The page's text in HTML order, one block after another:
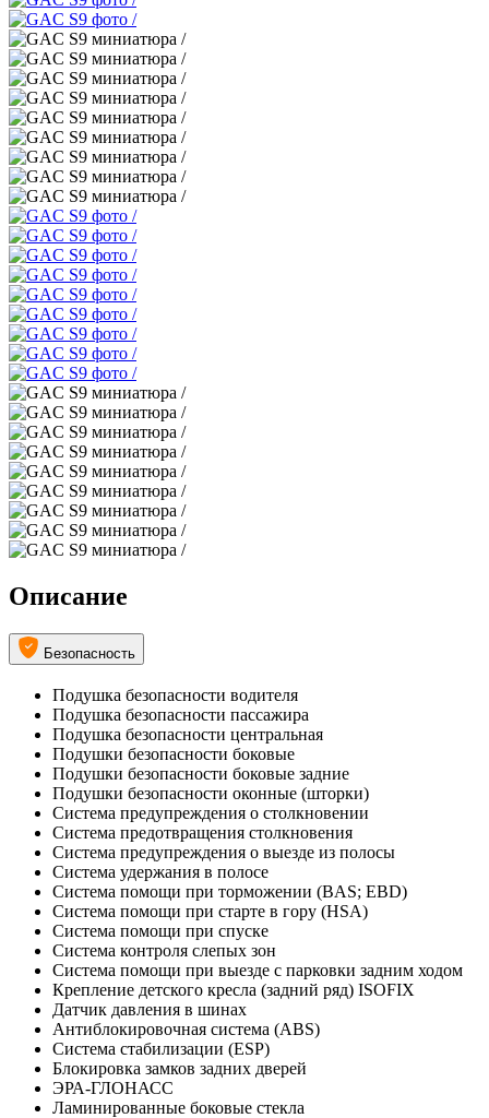
Описание
Безопасность
Подушка безопасности водителя
Подушка безопасности пассажира
Подушка безопасности центральная
Подушки безопасности боковые
Подушки безопасности боковые задние
Подушки безопасности оконные (шторки)
Система предупреждения о столкновении
Система предотвращения столкновения
Система предупреждения о выезде из полосы
Система удержания в полосе
Система помощи при торможении (BAS; EBD)
Система помощи при старте в гору (HSA)
Система помощи при спуске
Система контроля слепых зон
Система помощи при выезде с парковки задним ходом
Крепление детского кресла (задний ряд) ISOFIX
Датчик давления в шинах
Антиблокировочная система (ABS)
Система стабилизации (ESP)
Блокировка замков задних дверей
ЭРА-ГЛОНАСС
Ламинированные боковые стекла